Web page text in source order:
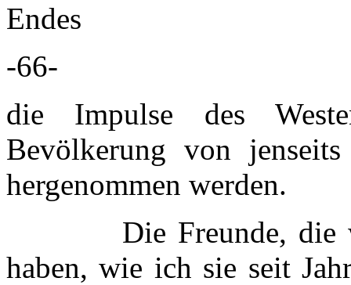
Endes
-66-
die Impulse des
Bevölkerung von
hergenommen werden.
Die Freunde, die
haben, wie ich sie seit